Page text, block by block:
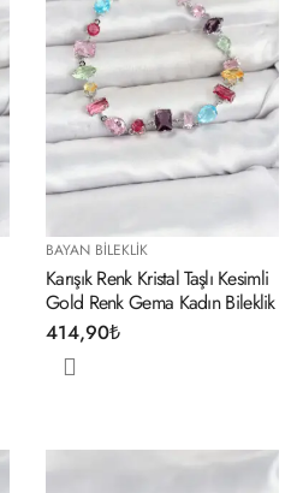
BAYAN BILEKLIK
Karışık Renk Kristal Taşlı Kesimli
Gold Renk Gema Kadın Bileklik
414,90₺